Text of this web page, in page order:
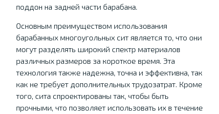
поддон на задней части барабана.
Основным преимуществом использования
барабанных многоугольных сит является то, что они
могут разделять широкий спектр материалов
различных размеров за короткое время. Эта
технология также надежна, точна и эффективна, так
как не требует дополнительных трудозатрат. Кроме
того, сита спроектированы так, чтобы быть
прочными, что позволяет использовать их в течение